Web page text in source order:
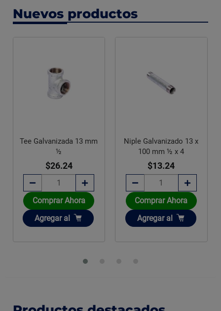
Nuevos productos
Tee Galvanizada 13 mm
½
$26.24
Comprar Ahora
Añadir
Agregar al
Niple Galvanizado 13 x
100 mm ½ x 4
$13.24
Comprar Ahora
Añadir
Agregar al